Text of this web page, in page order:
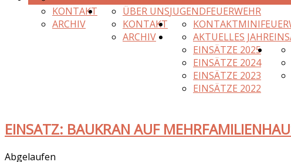
KONTAKT
ARCHIV
JUGENDFEUERWEHR
ÜBER UNS
KONTAKT
ARCHIV
KONTAKT
AKTUELLES JAHR
EINSÄTZE 2025
EINSÄTZE 2024
EINSÄTZE 2023
EINSÄTZE 2022
EINSATZ: BAUKRAN AUF
Abgelaufen